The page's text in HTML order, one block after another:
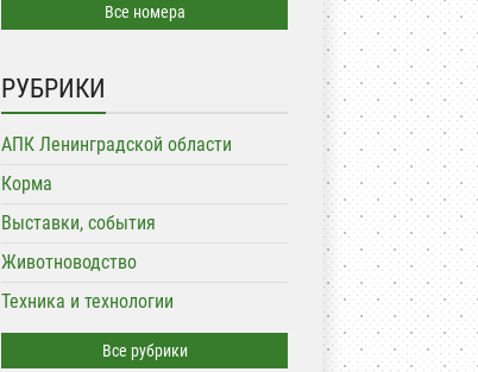
Все номера
РУБРИКИ
АПК Ленинградской области
Корма
Выставки, события
Животноводство
Техника и технологии
Все рубрики